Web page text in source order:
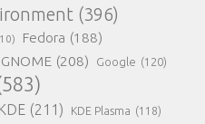
(396)
Fedora (188)
GNOME (208) Google (120)
KDE (211) KDE Plasma (118)